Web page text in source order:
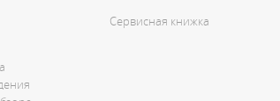
Сервисная книжка